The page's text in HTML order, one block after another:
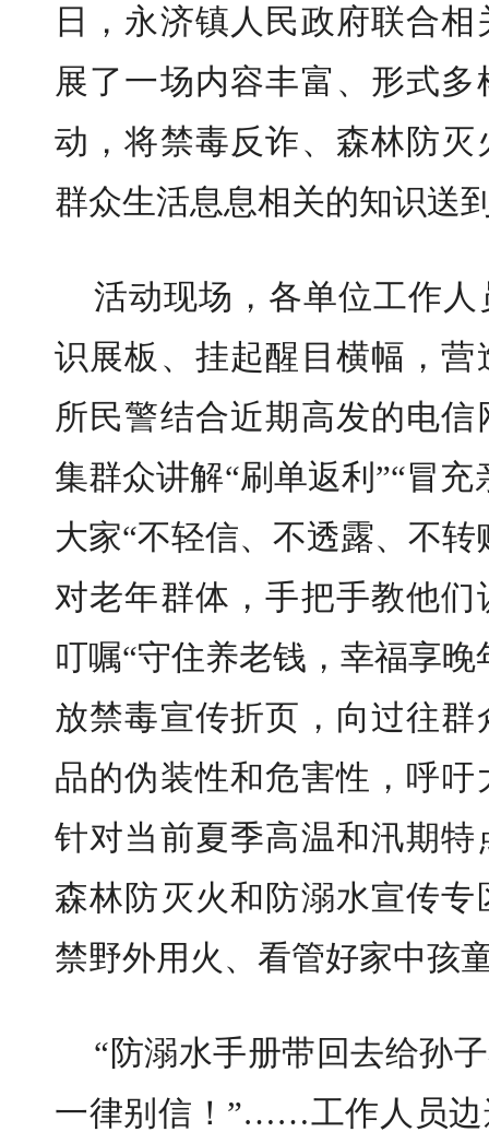
日，永济镇人民政府联合
展了一场内容丰富、形式
动，将禁毒反诈、森林防
群众生活息息相关的知识送
活动现场，各单位工作
识展板、挂起醒目横幅，
所民警结合近期高发的电
集群众讲解“刷单返利”“冒
大家“不轻信、不透露、不
对老年群体，手把手教他
叮嘱“守住养老钱，幸福享
放禁毒宣传折页，向过往
品的伪装性和危害性，呼
针对当前夏季高温和汛期
森林防灭火和防溺水宣传
禁野外用火、看管好家中孩
“防溺水手册带回去给孙
一律别信！”……工作人员边